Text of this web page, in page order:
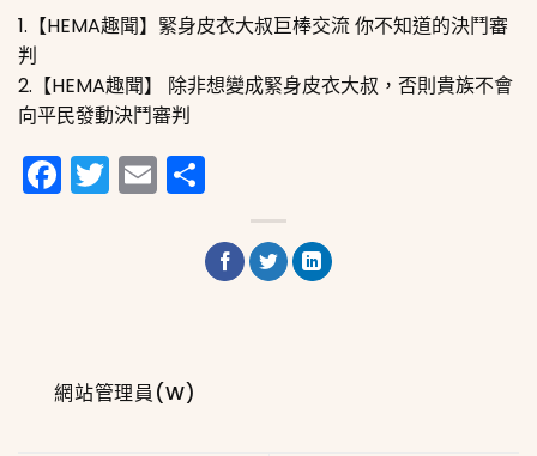
1.【HEMA趣聞】緊身皮衣大叔巨棒交流 你不知道的決鬥審
判
2.【HEMA趣聞】 除非想變成緊身皮衣大叔，否則貴族不會
向平民發動決鬥審判
Facebook
Twitter
Email
網站管理員(W)